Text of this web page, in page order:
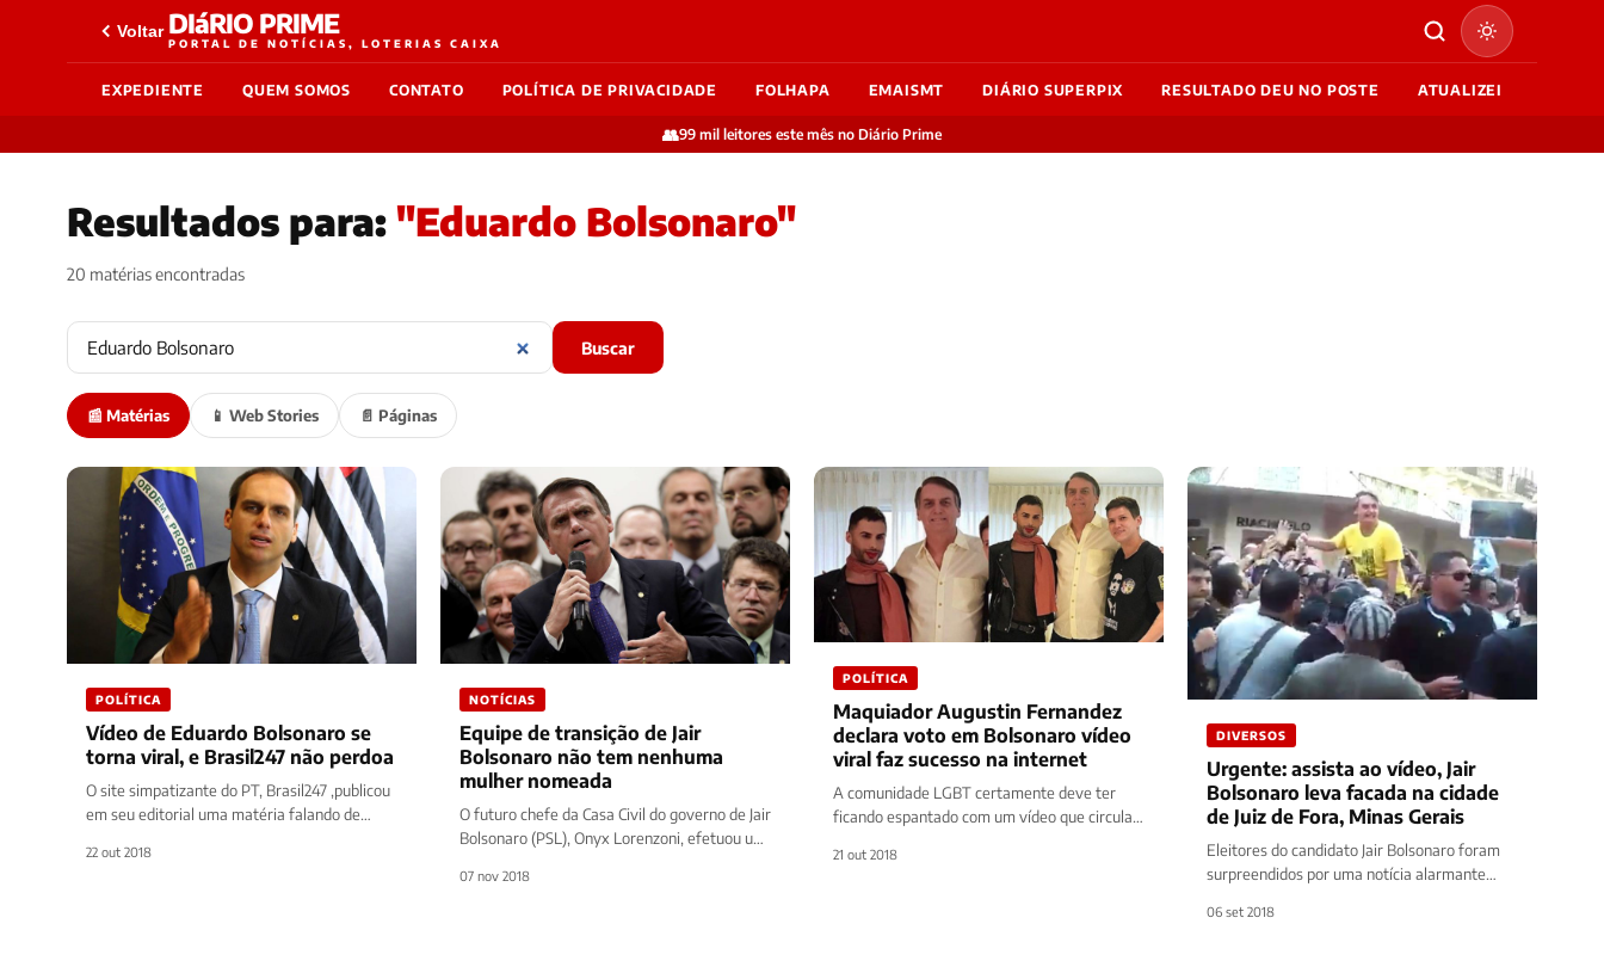
Voltar DIáRIO PRIME
PORTAL DE NOTÍCIAS, LOTERIAS CAIXA
EXPEDIENTE QUEM SOMOS CONTATO POLÍTICA DE PRIVACIDADE FOLHAPA EMAISMT DIÁRIO SUPERPIX RESULTADO DEU NO POSTE ATUALIZEI
👥99 mil leitores este mês no Diário Prime
Resultados para: "Eduardo Bolsonaro"
20 matérias encontradas
Buscar
📰 Matérias 📱 Web Stories 📄 Páginas
POLÍTICA
Vídeo de Eduardo Bolsonaro se
torna viral, e Brasil247 não perdoa
O site simpatizante do PT, Brasil247 ,publicou
em seu editorial uma matéria falando de
22 out 2018
NOTÍCIAS
Equipe de transição de Jair
Bolsonaro não tem nenhuma
mulher nomeada
O futuro chefe da Casa Civil do governo de Jair
Bolsonaro (PSL), Onyx Lorenzoni, efetuou um
07 nov 2018
POLÍTICA
Maquiador Augustin Fernandez
declara voto em Bolsonaro vídeo
viral faz sucesso na internet
A comunidade LGBT certamente deve ter
ficando espantado com um vídeo que circula
identificado…
21 out 2018
DIVERSOS
Urgente: assista ao vídeo, Jair
Bolsonaro leva facada na cidade
de Juiz de Fora, Minas Gerais
Eleitores do candidato Jair Bolsonaro foram
surpreendidos por uma notícia alarmante
cidade de Juiz…
06 set 2018